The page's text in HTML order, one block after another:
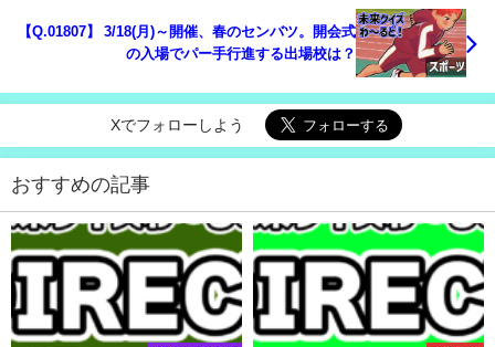
【Q.01807】 3/18(月)～開催、春のセンバツ。開会式
の入場でパー手行進する出場校は？
Xでフォローしよう
おすすめの記事